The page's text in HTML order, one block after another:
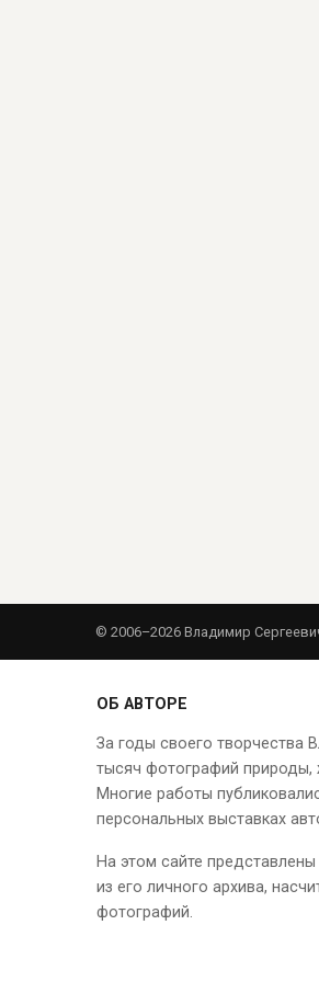
© 2006–2026 Владимир
ОБ АВТОРЕ
За годы своего творчества
тысяч фотографий природы,
Многие работы
персональных выставках
На этом сайте
из его личного архива,
фотографий.